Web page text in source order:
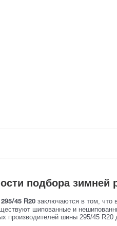
подбора зимней
45 R20заключаются в том, что
шипованные и
производителей шины 295/45